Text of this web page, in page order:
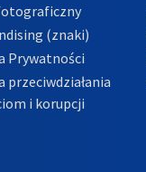
(znaki)
Prywatności
przeciwdziałania
i korupcji